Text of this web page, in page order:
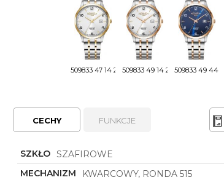
509833 47 14 20 509833 49 14 20 509833 49 44 20
CECHY FUNKCJE
SZKŁO SZAFIROWE
MECHANIZM
KWARCOWY, RONDA 515